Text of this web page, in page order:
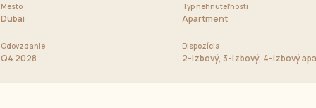
izbový apartmán, Skyvily
Mesto
Dubai
Typ nehnuteľnosti
Apartment
Odovzdanie
Q4 2028
Dispozícia
2-izbový, 3-izbový, 4-izbový